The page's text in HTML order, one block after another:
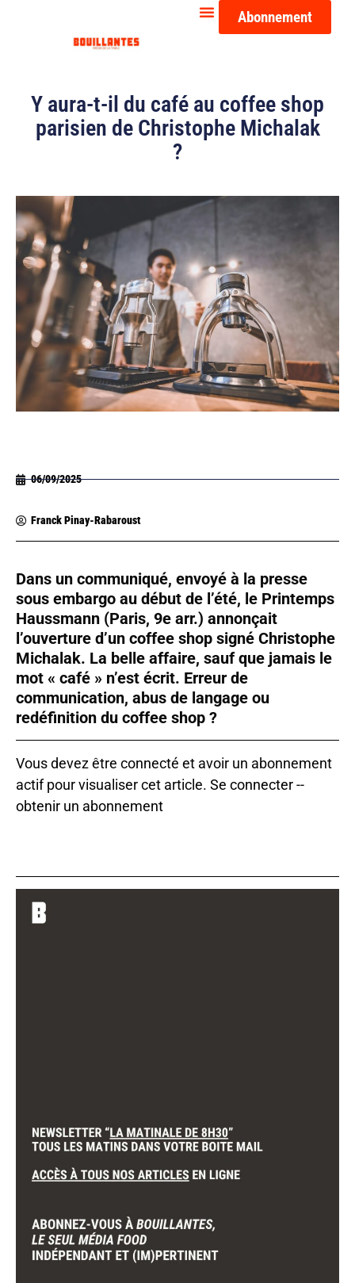
Abonnement
Y aura-t-il du café au coffee shop
parisien de Christophe Michalak
?
06/09/2025
Franck Pinay-Rabaroust
Dans un communiqué, envoyé à la presse
sous embargo au début de l’été, le Printemps
Haussmann (Paris, 9e arr.) annonçait
l’ouverture d’un coffee shop signé Christophe
Michalak. La belle affaire, sauf que jamais le
mot « café » n’est écrit. Erreur de
communication, abus de langage ou
redéfinition du coffee shop ?
Vous devez être connecté et avoir un abonnement
actif pour visualiser cet article. Se connecter--
obtenir un abonnement